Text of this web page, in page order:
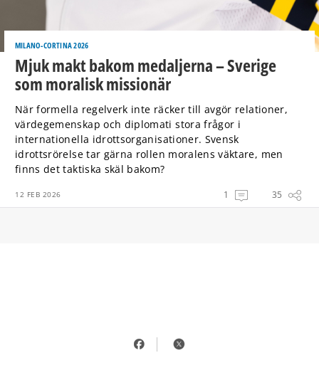
MILANO-CORTINA 2026
Mjuk makt bakom medaljerna – Sverige
som moralisk missionär
När formella regelverk inte räcker till avgör relationer,
värdegemenskap och diplomati stora frågor i
internationella idrottsorganisationer. Svensk
idrottsrörelse tar gärna rollen moralens väktare, men
finns det taktiska skäl bakom?
12 FEB 2026 1 35